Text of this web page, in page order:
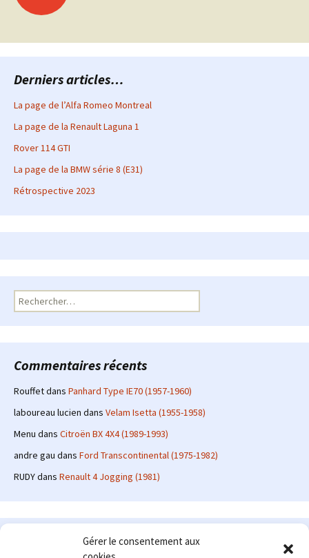
Gérer le consentement aux
des
articles
Derniers articles…
La page de l’Alfa Romeo Montreal
La page de la Renault Laguna 1
Rover 114 GTI
La page de la BMW série 8 (E31)
Rétrospective 2023
Rechercher :
Commentaires récents
Rouffetdans Panhard Type IE70 (1957-1960)
laboureau lucien dans Velam Isetta (1955-1958)
Menu dans Citroën BX 4X4 (1989-1993)
andre gau dans Ford Transcontinental (1975-1982)
RUDYdans Renault 4 Jogging (1981)
Le site en quelques mots